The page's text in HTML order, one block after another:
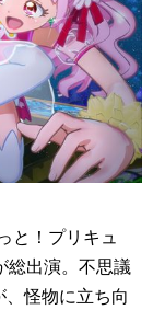
と！プリキュ
総出演。不思議
怪物に立ち向